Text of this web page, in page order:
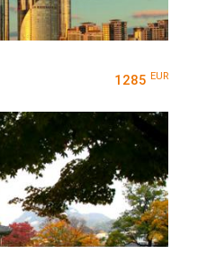
1285 EUR